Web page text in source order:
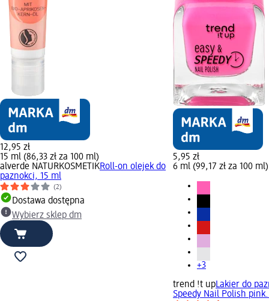
12,95 zł
15 ml (86,33 zł za 100 ml)
alverde NATURKOSMETIKRoll-on olejek do
paznokci, 15 ml
(2)
Dostawa dostępna
Wybierz sklep dm
5,95 zł
6 ml (99,17 zł za 100 ml)
+3
trend !t upLakier do
Speedy Nail Polish